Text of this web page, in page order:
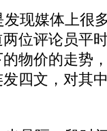
现媒体上很
位评论员平
物价的走势
四文，对其